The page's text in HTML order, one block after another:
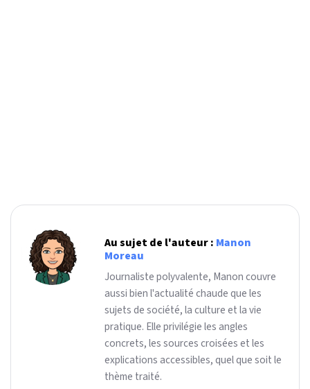
Au sujet de l'auteur : Manon
Moreau
Journaliste polyvalente, Manon couvre
aussi bien l'actualité chaude que les
sujets de société, la culture et la vie
pratique. Elle privilégie les angles
concrets, les sources croisées et les
explications accessibles, quel que soit le
thème traité.